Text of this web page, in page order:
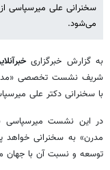
سخنرانی علی میرسپاسی
می‌شود.
به گزارش خبرگزاری
شریف نشست تخصصی
با سخنرانی دکتر علی
در این نشست میرسپاسی
مدرن» به سخنرانی خواهد
توسعه و نسبت آن با جهان